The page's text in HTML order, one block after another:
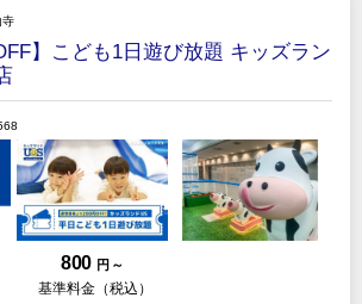
寺
】こども1日遊び放題 キッズラン
800 円 ～
基準料金（税込）